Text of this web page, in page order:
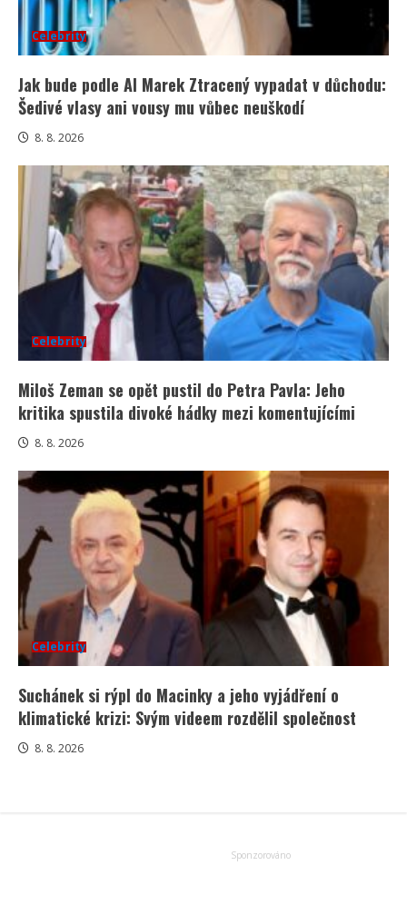
Celebrity
Jak bude podle AI Marek Ztracený vypadat v důchodu:
Šedivé vlasy ani vousy mu vůbec neuškodí
8. 8. 2026
Celebrity
Miloš Zeman se opět pustil do Petra Pavla: Jeho
kritika spustila divoké hádky mezi komentujícími
8. 8. 2026
Celebrity
Suchánek si rýpl do Macinky a jeho vyjádření o
klimatické krizi: Svým videem rozdělil společnost
8. 8. 2026